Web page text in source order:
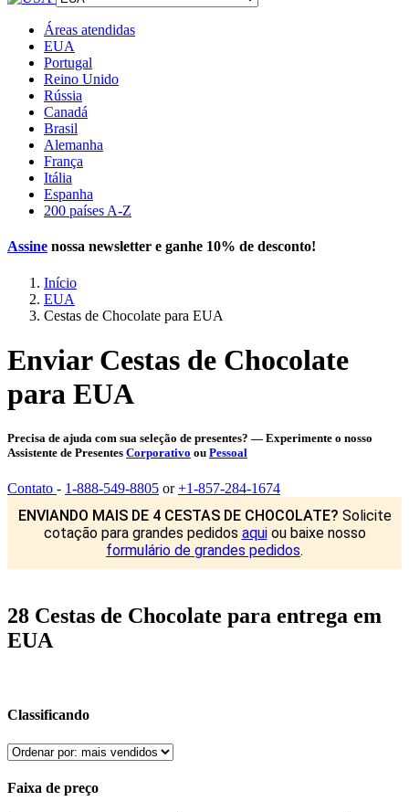
Áreas atendidas
EUA
Portugal
Reino Unido
Rússia
Canadá
Brasil
Alemanha
França
Itália
Espanha
200 países A-Z
Assine nossa newsletter e ganhe 10% de desconto!
Início
EUA
Cestas de Chocolate para EUA
Enviar Cestas de Chocolate
para EUA
Precisa de ajuda com sua seleção de presentes? — Experimente o nosso
Assistente de Presentes Corporativo ou Pessoal
Contato - 1-888-549-8805 or+1-857-284-1674
ENVIANDO MAIS DE 4 CESTAS DE CHOCOLATE? Solicite
cotação para grandes pedidos aquiou baixe nosso
formulário de grandes pedidos.
28 Cestas de Chocolate para entrega em
EUA
Classificando
Faixa de preço